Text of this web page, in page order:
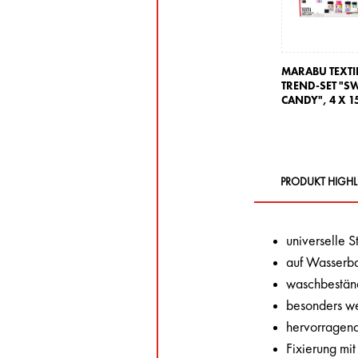
MARABU
TREND-SET
CANDY",4 X
PRODUKT
universelle
auf
besonders
Fixierung